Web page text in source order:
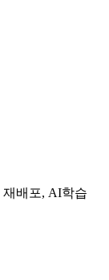
배포, AI학습